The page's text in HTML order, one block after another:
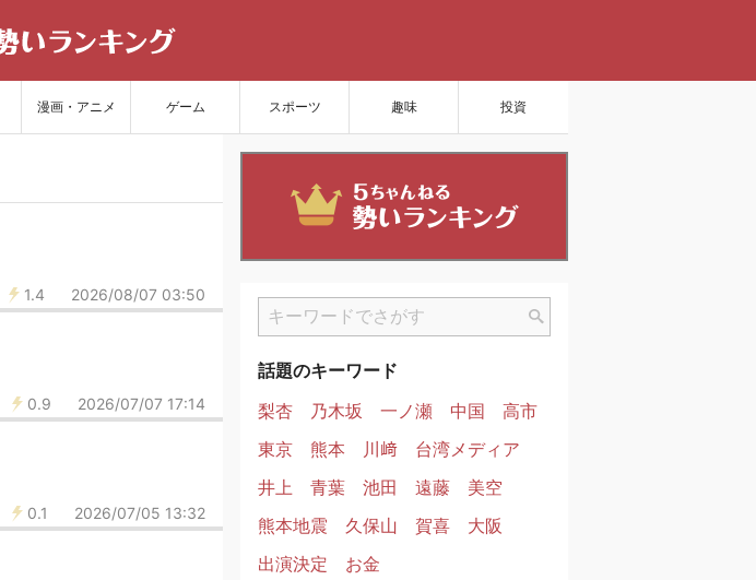
漫画・アニメ ゲーム スポーツ 趣味 投資
1.4 2026/08/07 03:50
0.9 2026/07/07 17:14
0.1 2026/07/05 13:32
話題のキーワード
梨杏
乃木坂 一ノ瀬 中国
高市
東京
熊本 川﨑
台湾メディア
井上
青葉 池田 遠藤
美空
熊本地震
久保山 賀喜
大阪
出演決定
お金